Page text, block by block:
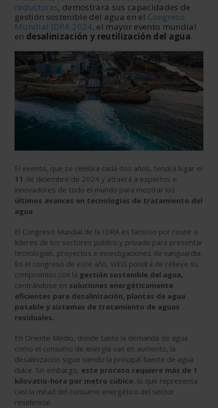
reductores, demostrará sus capacidades de
gestión sostenible del agua en el Congreso
Mundial IDRA 2024, el mayor evento mundial
en desalinización y reutilización del agua.
El evento, que se celebra cada dos años, tendrá lugar el
11 de diciembre de 2024 y atraerá a expertos e
innovadores de todo el mundo para mostrar los
últimos avances en tecnologías de tratamiento del
agua.
El Congreso Mundial de la IDRA es famoso por reunir a
líderes de los sectores público y privado para presentar
tecnologías, proyectos e investigaciones de vanguardia.
En el congreso de este año, WEG pondrá de relieve su
compromiso con la gestión sostenible del agua,
centrándose en soluciones energéticamente
eficientes para desalinización, plantas de agua
potable y sistemas de tratamiento de aguas
residuales.
En Oriente Medio, donde tanto la demanda de agua
como el consumo de energía van en aumento, la
desalinización sigue siendo la principal fuente de agua
dulce. Sin embargo, este proceso requiere más de 1
kilovatio-hora por metro cúbico, lo que representa
casi la mitad del consumo energético del sector
residencial.